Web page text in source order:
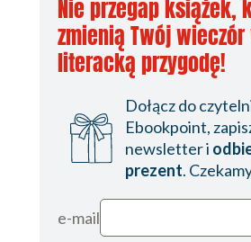
Nie przegap książek,
zmienią Twój wieczór
literacką przygodę!
Dołącz do
Ebookpoint,
newsletter i
prezent.
e-mail